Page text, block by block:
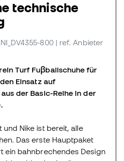
technische
800 | ref. Anbieter
Turf Fuβballschuhe für
Einsatz auf
der Basic-Reihe in der
und Nike ist bereit, alle
Das erste Hauptpaket
ein bahnbrechendes Design